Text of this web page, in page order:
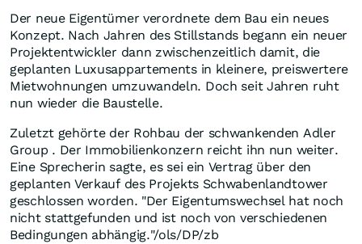
Der neue Eigentümer verordnete dem Bau ein neues
Konzept. Nach Jahren des Stillstands begann ein neuer
Projektentwickler dann zwischenzeitlich damit, die
geplanten Luxusappartements in kleinere, preiswertere
Mietwohnungen umzuwandeln. Doch seit Jahren ruht
nun wieder die Baustelle.
Zuletzt gehörte der Rohbau der schwankenden Adler
Group . Der Immobilienkonzern reicht ihn nun weiter.
Eine Sprecherin sagte, es sei ein Vertrag über den
geplanten Verkauf des Projekts Schwabenlandtower
geschlossen worden. "Der Eigentumswechsel hat noch
nicht stattgefunden und ist noch von verschiedenen
Bedingungen abhängig."/ols/DP/zb